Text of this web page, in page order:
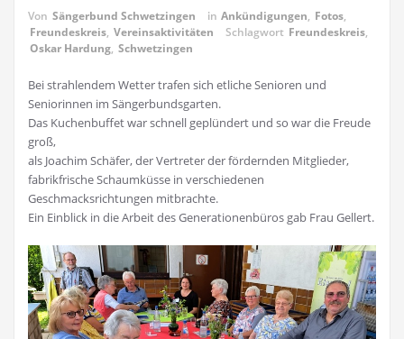
Von Sängerbund Schwetzingen in Ankündigungen, Fotos,
Freundeskreis, Vereinsaktivitäten Schlagwort Freundeskreis,
Oskar Hardung, Schwetzingen
Bei strahlendem Wetter trafen sich etliche Senioren und
Seniorinnen im Sängerbundsgarten.
Das Kuchenbuffet war schnell geplündert und so war die Freude
groß,
als Joachim Schäfer, der Vertreter der fördernden Mitglieder,
fabrikfrische Schaumküsse in verschiedenen
Geschmacksrichtungen mitbrachte.
Ein Einblick in die Arbeit des Generationenbüros gab Frau Gellert.